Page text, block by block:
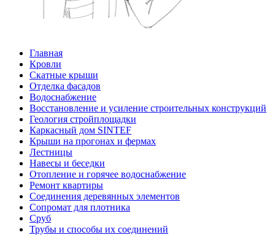
Главная
Кровли
Скатные крыши
Отделка фасадов
Водоснабжение
Восстановление и усиление строительных конструкций
Геология стройплощадки
Каркасный дом SINTEF
Крыши на прогонах и фермах
Лестницы
Навесы и беседки
Отопление и горячее водоснабжение
Ремонт квартиры
Соединения деревянных элементов
Сопромат для плотника
Сруб
Трубы и способы их соединений